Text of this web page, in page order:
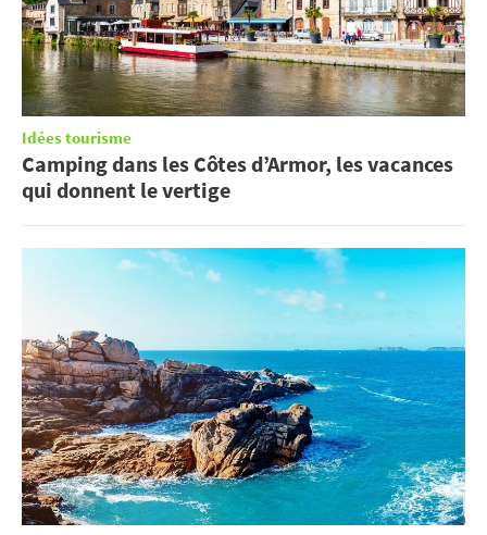
Idées tourisme
Camping dans les Côtes d’Armor, les vacances
qui donnent le vertige